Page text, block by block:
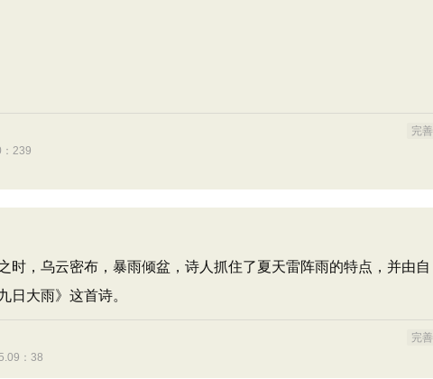
完善
239
，乌云密布，暴雨倾盆，诗人抓住了夏天雷阵雨的特点，并由自
日大雨》这首诗。
完善
：38